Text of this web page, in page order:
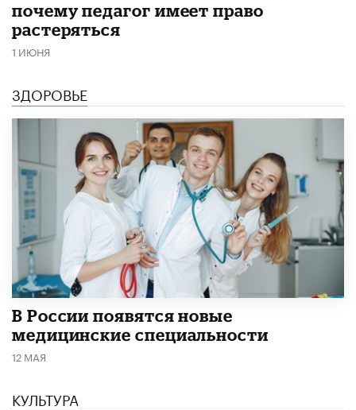
почему педагог имеет право
растеряться
1 ИЮНЯ
ЗДОРОВЬЕ
В России появятся новые
медицинские специальности
12 МАЯ
КУЛЬТУРА